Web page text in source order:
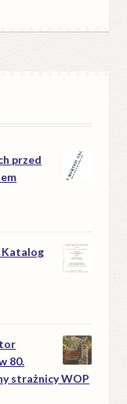
przed
Katalog
80.
strażnicy WOP